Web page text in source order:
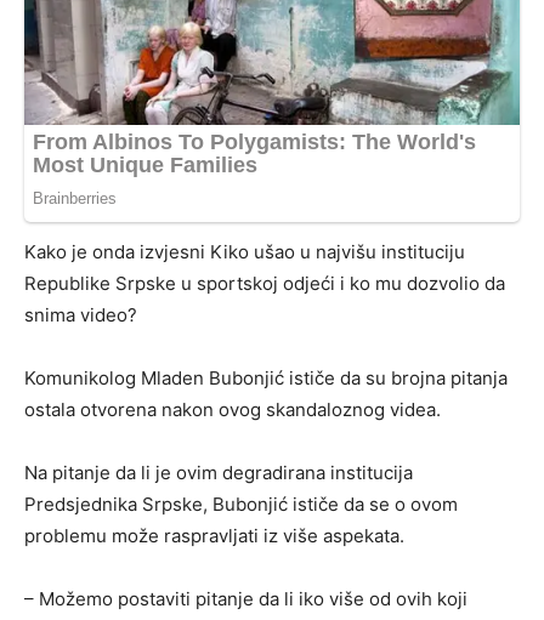
Kako je onda izvjesni Kiko ušao u najvišu instituciju
Republike Srpske u sportskoj odjeći i ko mu dozvolio da
snima video?
Komunikolog Mladen Bubonjić ističe da su brojna pitanja
ostala otvorena nakon ovog skandaloznog videa.
Na pitanje da li je ovim degradirana institucija
Predsjednika Srpske, Bubonjić ističe da se o ovom
problemu može raspravljati iz više aspekata.
– Možemo postaviti pitanje da li iko više od ovih koji